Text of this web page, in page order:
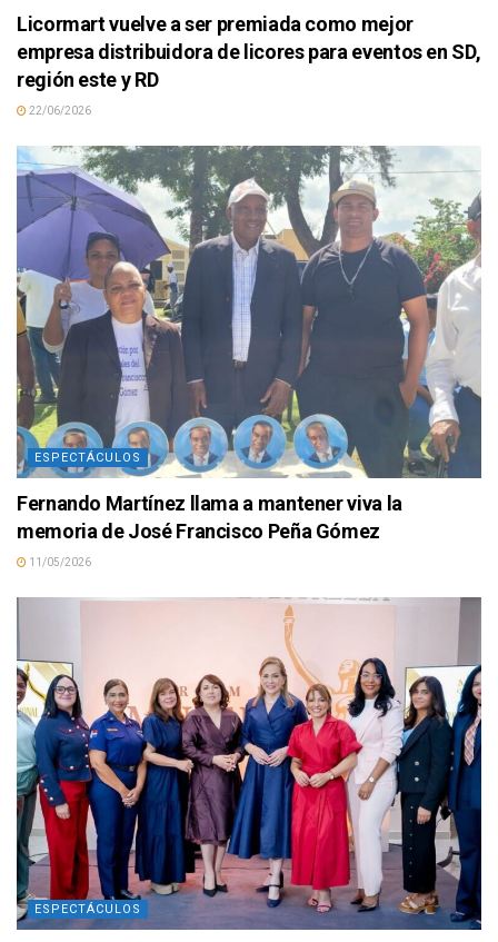
Licormart vuelve a ser premiada como mejor
empresa distribuidora de licores para eventos en SD,
región este y RD
22/06/2026
ESPECTÁCULOS
Fernando Martínez llama a mantener viva la
memoria de José Francisco Peña Gómez
11/05/2026
ESPECTÁCULOS